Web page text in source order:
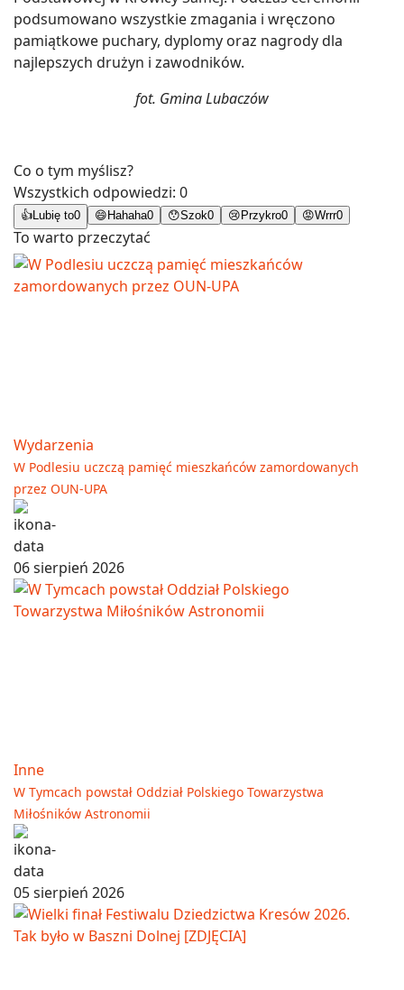
podsumowano wszystkie zmagania i wręczono
pamiątkowe puchary, dyplomy oraz nagrody dla
najlepszych drużyn i zawodników.
fot. Gmina Lubaczów
Co o tym myślisz?
Wszystkich odpowiedzi: 0
👍 Lubię to0 😄 Hahaha0 😯Szok0 😢 Przykro0 😡Wrrr0
To warto przeczytać
Wydarzenia
W Podlesiu uczczą pamięć mieszkańców zamordowanych
przez OUN-UPA
06 sierpień 2026
Inne
W Tymcach powstał Oddział Polskiego Towarzystwa
Miłośników Astronomii
05 sierpień 2026